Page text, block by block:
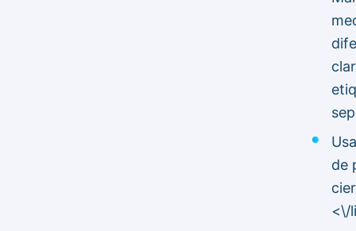
de
<\/